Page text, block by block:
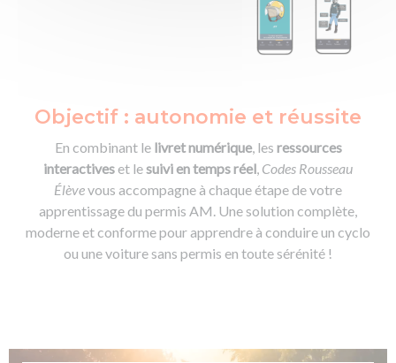
Objectif : autonomie et réussite
En combinant le livret numérique, les ressources
interactiveset lesuivi en temps réel, Codes Rousseau
Élèvevous accompagne à chaque étape de votre
apprentissage du permis AM. Une solution complète,
moderne et conforme pour apprendre à conduire un cyclo
ou une voiture sans permis en toute sérénité !